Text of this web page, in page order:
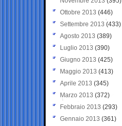
Ottobre 2013 (446)
Settembre 2013 (433)
Agosto 2013 (389)
Luglio 2013 (390)
Giugno 2013 (425)
Maggio 2013 (413)
Aprile 2013 (345)
Marzo 2013 (372)
Febbraio 2013 (293)
Gennaio 2013 (361)